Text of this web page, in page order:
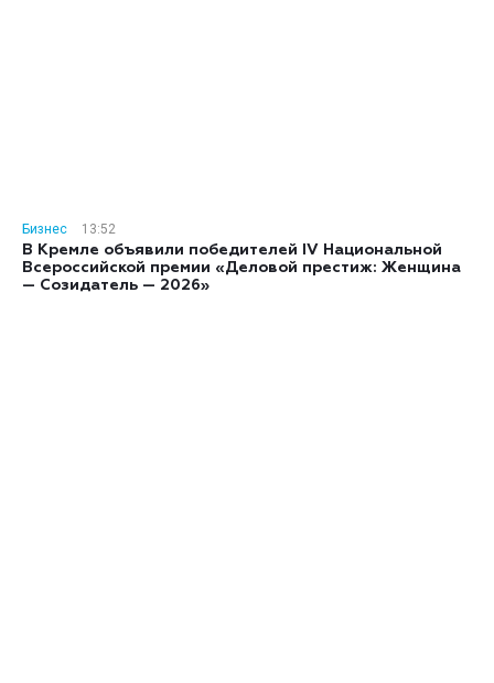
Бизнес
13:52
В Кремле объявили победителей IV Национальной
Всероссийской премии «Деловой престиж: Женщина
— Созидатель — 2026»